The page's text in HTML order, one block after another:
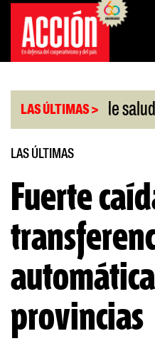
Saltar
contenido
LAS ÚLTIMAS >
cobertura de salud |
LAS ÚLTIMAS
Fuerte
provincias